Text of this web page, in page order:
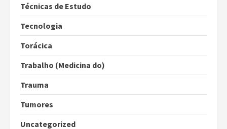
Técnicas de Estudo
Tecnologia
Torácica
Trabalho (Medicina do)
Trauma
Tumores
Uncategorized